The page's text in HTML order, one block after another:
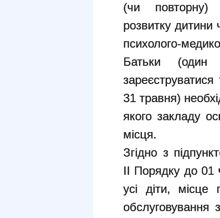
(чи
розвитку дитини
психолого-
Батьки (один
31 травня)
якого закладу
місця.
Згідно з
ІІ Порядку до
усі діти, місце
обслуговування